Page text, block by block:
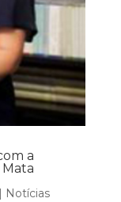
a
Mata
Notícias